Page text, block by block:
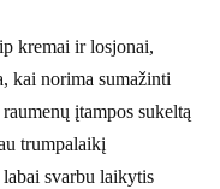
kremai ir losjonai,
kai norima sumažinti
įtampos sukeltą
trumpalaikį
svarbu laikytis